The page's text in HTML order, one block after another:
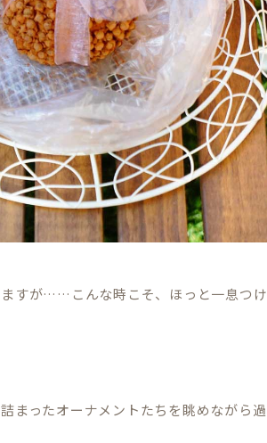
すが……こんな時こそ、ほっと一息つけ
まったオーナメントたちを眺めながら過